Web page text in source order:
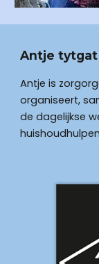
Antje
Antje is
organiseert,
de dagelijkse